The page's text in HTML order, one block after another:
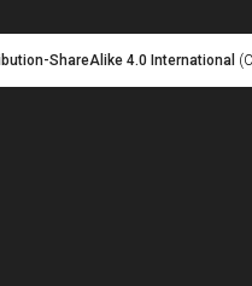
ShareAlike 4.0 International